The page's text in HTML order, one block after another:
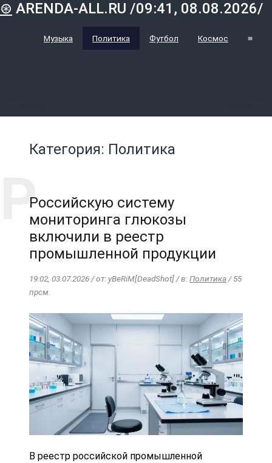
⊛ ARENDA-ALL.RU /09:41, 08.08.2026/
Музыка Политика Футбол Космос ≡
Категория: Политика
Российскую систему
мониторинга глюкозы
включили в реестр
промышленной продукции
19:02, 03.07.2026 / от: yBeRiM[DeadShot] / в:Политика/ 55
прсм.
В реестр российской промышленной